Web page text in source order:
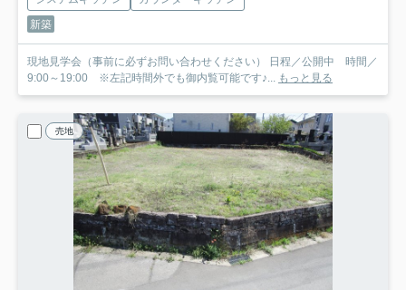
新築
現地見学会（事前に必ずお問い合わせください） 日程／公開中 時間／
9:00～19:00 ※左記時間外でも御内覧可能です♪... もっと見る
売地